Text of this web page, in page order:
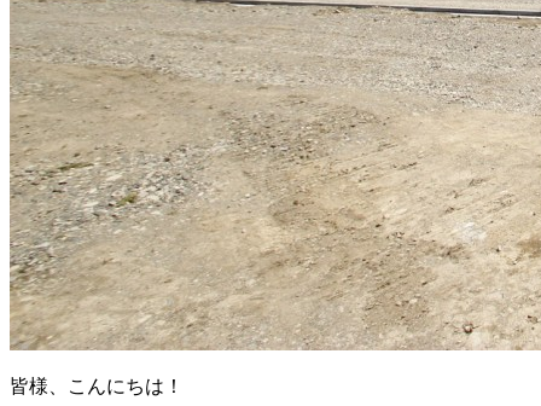
皆様、こんにちは！